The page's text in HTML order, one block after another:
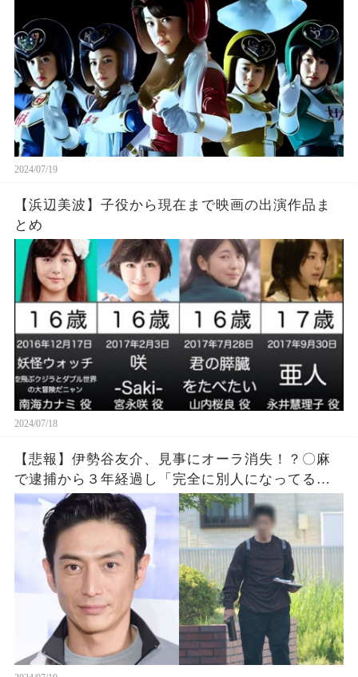
2024/07/19
【浜辺美波】子役から現在まで映画の出演作品ま
とめ
2024/07/18
【悲報】伊勢谷友介、見事にオーラ消失！？〇麻
で逮捕から３年経過し「完全に別人になってる」
「顔が変になってないか？」